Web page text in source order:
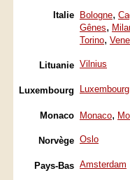
Italie Bologne,
Gênes,
Torino,
Lituanie Vilnius
Luxembourg Luxembourg
Monaco Monaco,
Norvège Oslo
Pays-Bas Amsterdam